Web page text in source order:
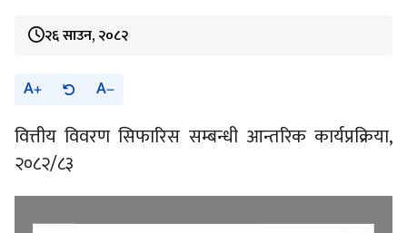
२६ साउन, २०८२
A A
वित्तीय विवरण सिफारिस सम्बन्धी आन्तरिक कार्यप्रक्रिया,
२०८२/८३